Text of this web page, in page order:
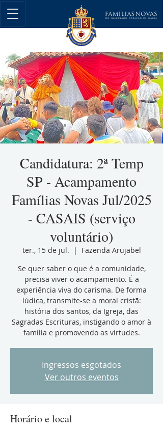
Candidatura: 2ª Temp
SP - Acampamento
Famílias Novas Jul/2025
- CASAIS (serviço
voluntário)
ter., 15 de jul.
  |
Fazenda Arujabel
Se quer saber o que é a comunidade,
precisa viver o acampamento. É a
experiência viva do carisma. De forma
lúdica, transmite-se a moral cristã:
história dos santos, da Igreja, das
Sagradas Escrituras, instigando o amor à
família e promovendo as virtudes.
Ingressos esgotados
Ver outros eventos
Horário e local